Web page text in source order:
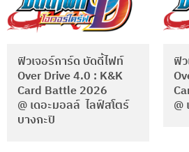
ฟิวเจอร์การ์ด บัดดี้ไฟท์
Over Drive 4.0 : K&K
Card Battle 2026
@ เดอะมอลล์ ไลฟ์สโตร์
บางกะปิ
ฟิ
@